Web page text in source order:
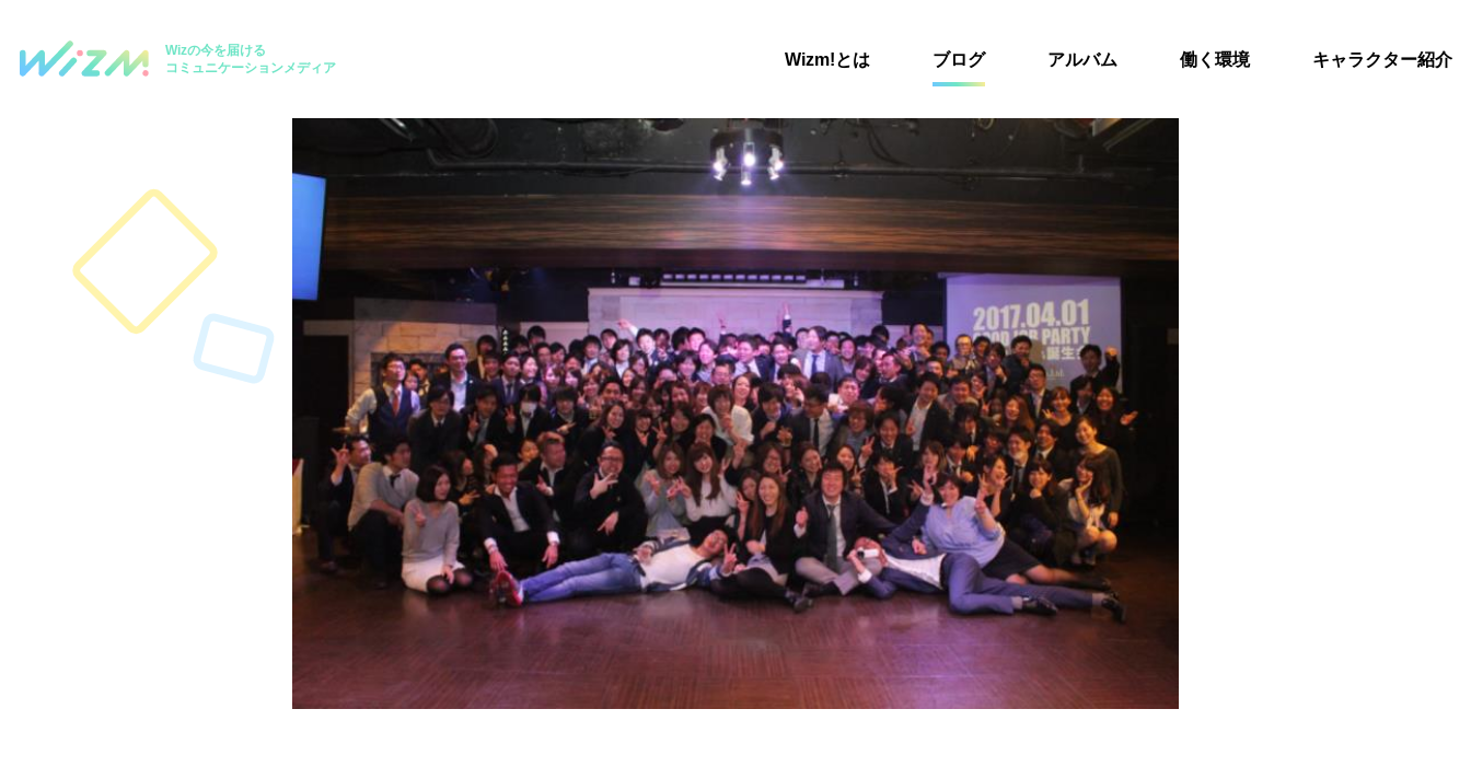
Wizの今を届ける
コミュニケーションメディア
Wizm!とは ブログ アルバム 働く環境 キャラクター紹介